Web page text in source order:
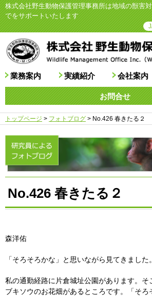
株式会社野生動物保護管理事務所は地域の獣害
でをサポートいたします
業務案内 実績紹介 会社案内
お問合せ
トップページ > フォトブログ > No.426 春きたる２
No.426 春きたる２
森洋佑
「そろそろかな」と思いながら見てきました
私の通勤経路に片倉城址公園があります。そ
ブキソウのお花畑があるところです。「そろ